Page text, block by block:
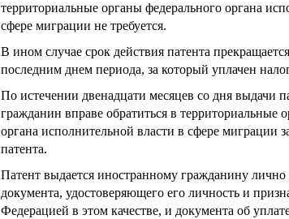
территориальные органы федерального органа
сфере миграции не требуется.
В ином случае срок действия патента
последним днем периода, за который уплачен
По истечении двенадцати месяцев со дня выдачи
гражданин вправе обратиться в территориальные
органа исполнительной власти в сфере миграции
патента.
Патент выдается иностранному гражданину
документа, удостоверяющего его личность и
Федерацией в этом качестве, и документа об